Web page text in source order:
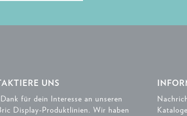
UNS
für dein Interesse an unseren
Display-Produktlinien. Wir haben
Kataloge